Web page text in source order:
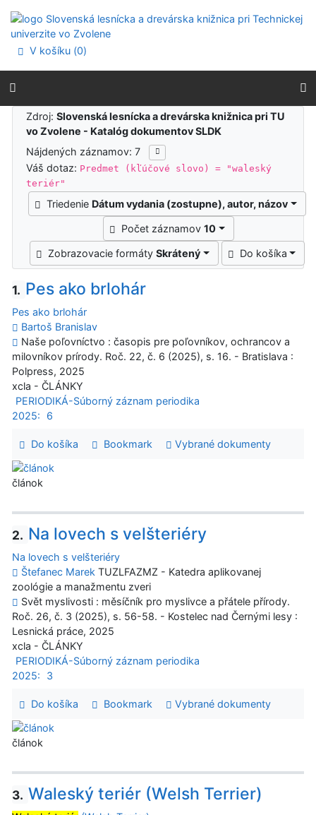
Prejsť na menu
Prehlásenie o webovej prístupnosti
V košíku (0)
Výsledky vyhľadávania
Zdroj:Slovenská lesnícka a drevárska knižnica pri TU
vo Zvolene - Katalóg dokumentov SLDK
Nájdených záznamov: 7
Váš dotaz: Predmet (kľúčové slovo) = "waleský
teriér"
Triedenie Dátum vydania (zostupne), autor, názov
Počet záznamov10
Zobrazovacie formátySkrátený Do košíka
1. Pes ako brlohár
Pes ako brlohár
Bartoš Branislav
Naše poľovníctvo : časopis pre poľovníkov, ochrancov a
milovníkov prírody. Roč. 22, č. 6 (2025), s. 16. - Bratislava :
Polpress, 2025
xcla - ČLÁNKY
PERIODIKÁ-Súborný záznam periodika
2025:
6
Do košíka Bookmark Vybrané dokumenty
článok
2. Na lovech s velšteriéry
Na lovech s velšteriéry
Štefanec Marek TUZLFAZMZ - Katedra aplikovanej
zoológie a manažmentu zveri
Svět myslivosti : měsíčník pro myslivce a přátele přírody.
Roč. 26, č. 3 (2025), s. 56-58. - Kostelec nad Černými lesy :
Lesnická práce, 2025
xcla - ČLÁNKY
PERIODIKÁ-Súborný záznam periodika
2025:
3
Do košíka Bookmark Vybrané dokumenty
článok
3. Waleský teriér (Welsh Terrier)